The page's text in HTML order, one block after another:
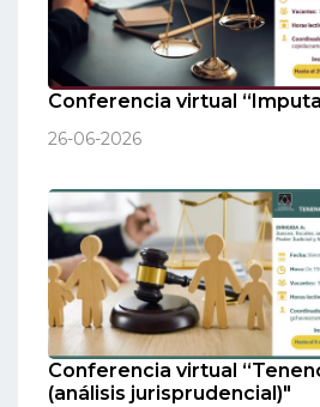
Conferencia virtual
26-06-2026
Conferencia virtual
(análisis jurisprudencial)"